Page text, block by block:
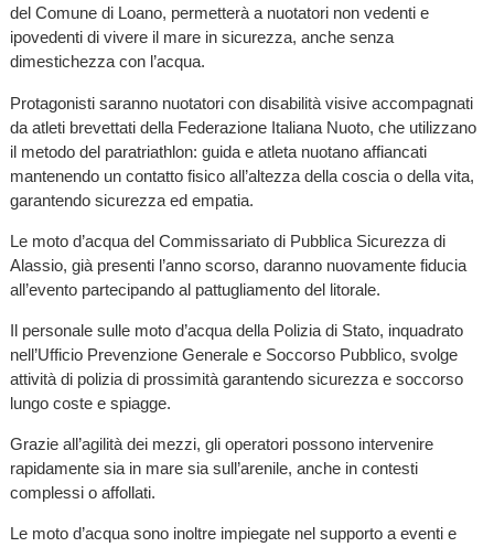
del Comune di Loano, permetterà a nuotatori non vedenti e
ipovedenti di vivere il mare in sicurezza, anche senza
dimestichezza con l’acqua.
Protagonisti saranno nuotatori con disabilità visive accompagnati
da atleti brevettati della Federazione Italiana Nuoto, che utilizzano
il metodo del paratriathlon: guida e atleta nuotano affiancati
mantenendo un contatto fisico all’altezza della coscia o della vita,
garantendo sicurezza ed empatia.
Le moto d’acqua del Commissariato di Pubblica Sicurezza di
Alassio, già presenti l’anno scorso, daranno nuovamente fiducia
all’evento partecipando al pattugliamento del litorale.
Il personale sulle moto d’acqua della Polizia di Stato, inquadrato
nell’Ufficio Prevenzione Generale e Soccorso Pubblico, svolge
attività di polizia di prossimità garantendo sicurezza e soccorso
lungo coste e spiagge.
Grazie all’agilità dei mezzi, gli operatori possono intervenire
rapidamente sia in mare sia sull’arenile, anche in contesti
complessi o affollati.
Le moto d’acqua sono inoltre impiegate nel supporto a eventi e